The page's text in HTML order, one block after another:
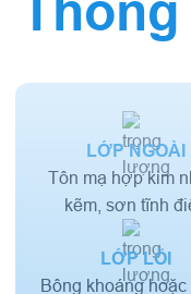
LỚP NGOÀI
Tôn mạ hợp kim
kẽm, sơn tĩnh
LỚP LÕI
Bông khoáng hoặc